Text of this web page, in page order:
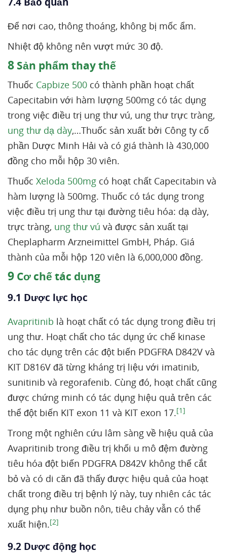
Để nơi cao, thông thoáng, không bị mốc ẩm.
Nhiệt độ không nên vượt mức 30 độ.
8 Sản phẩm thay thế
Thuốc Capbize 500 có thành phần hoạt chất
Capecitabin với hàm lượng 500mg có tác dụng
trong việc điều trị ung thư vú, ung thư trực tràng,
ung thư dạ dày,…Thuốc sản xuất bởi Công ty cổ
phần Dược Minh Hải và có giá thành là 430,000
đồng cho mỗi hộp 30 viên.
Thuốc Xeloda 500mg có hoạt chất Capecitabin và
hàm lượng là 500mg. Thuốc có tác dụng trong
việc điều trị ung thư tại đường tiêu hóa: dạ dày,
trực tràng, ung thư vú và được sản xuất tại
Cheplapharm Arzneimittel GmbH, Pháp. Giá
thành của mỗi hộp 120 viên là 6,000,000 đồng.
9 Cơ chế tác dụng
9.1 Dược lực học
Avapritinib là hoạt chất có tác dụng trong điều trị
ung thư. Hoạt chất cho tác dụng ức chế kinase
cho tác dụng trên các đột biến PDGFRA D842V và
KIT D816V đã từng kháng trị liệu với imatinib,
sunitinib và regorafenib. Cùng đó, hoạt chất cũng
được chứng minh có tác dụng hiệu quả trên các
thể đột biến KIT exon 11 và KIT exon 17.[1]
Trong một nghiên cứu lâm sàng về hiệu quả của
Avapritinib trong điều trị khối u mô đệm đường
tiêu hóa đột biến PDGFRA D842V không thể cắt
bỏ và có di căn đã thấy được hiệu quả của hoạt
chất trong điều trị bệnh lý này, tuy nhiên các tác
dụng phụ như buồn nôn, tiêu chảy vẫn có thể
xuất hiện.[2]
9.2 Dược động học